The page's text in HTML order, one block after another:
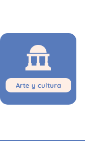
Arte y cultura